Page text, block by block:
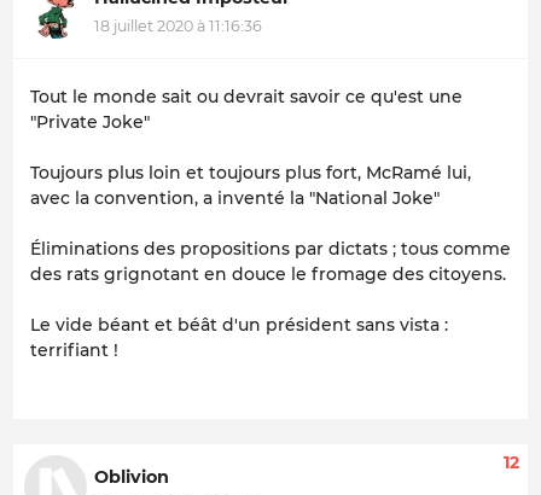
18 juillet 2020 à 11:16:36
Tout le monde sait ou devrait savoir ce qu'est une
"Private Joke"
Toujours plus loin et toujours plus fort, McRamé lui,
avec la convention, a inventé la "National Joke"
Éliminations des propositions par dictats ; tous comme
des rats grignotant en douce le fromage des citoyens.
Le vide béant et béât d'un président sans vista :
terrifiant !
Oblivion
12